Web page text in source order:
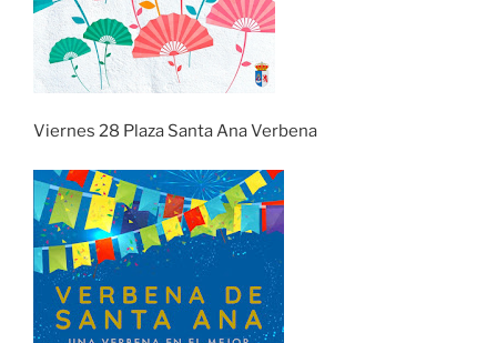
Viernes 28 Plaza Santa Ana Verbena